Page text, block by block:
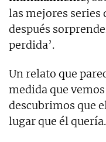
las mejores series
después
perdida’.
Un relato que
medida que
descubrimos que
lugar que él quería.